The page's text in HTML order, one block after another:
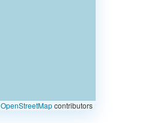
OpenStreetMapcontributors